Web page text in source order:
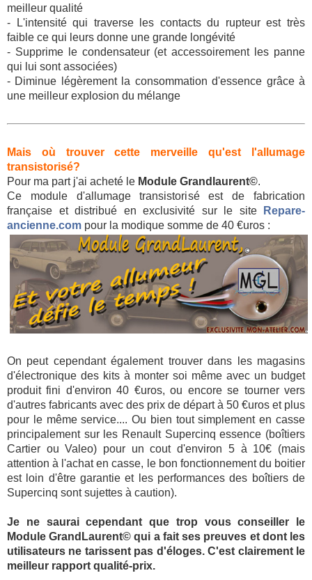
meilleur qualité
- L'intensité qui traverse les contacts du rupteur est très
faible ce qui leurs donne une grande longévité
- Supprime le condensateur (et accessoirement les panne
qui lui sont associées)
- Diminue légèrement la consommation d'essence grâce à
une meilleur explosion du mélange
Mais où trouver cette merveille qu'est l'allumage
transistorisé?
Pour ma part j'ai acheté le Module Grandlaurent©.
Ce module d'allumage transistorisé est de fabrication
française et distribué en exclusivité sur le site
Repare-
ancienne.com pour la modique somme de 40 €uros :
On peut cependant également trouver dans les magasins
d'électronique des kits à monter soi même avec un budget
produit fini d'environ 40 €uros, ou encore se tourner vers
d'autres fabricants avec des prix de départ à 50 €uros et plus
pour le même service.... Ou bien tout simplement en casse
principalement sur les Renault Supercinq essence (boîtiers
Cartier ou Valeo) pour un cout d'environ 5 à 10€ (mais
attention à l'achat en casse, le bon fonctionnement du boitier
est loin d'être garantie et les performances des boîtiers de
Supercinq sont sujettes à caution).
Je ne saurai cependant que trop vous conseiller le
Module GrandLaurent© qui a fait ses preuves et dont les
utilisateurs ne tarissent pas d'éloges. C'est clairement le
meilleur rapport qualité-prix.